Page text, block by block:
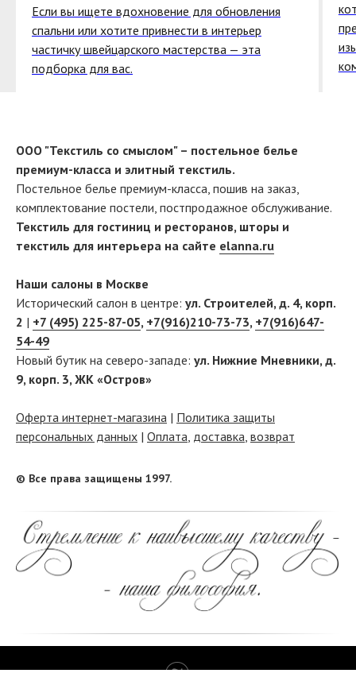
Если вы ищете вдохновение для обновления
спальни или хотите привнести в интерьер
частичку швейцарского мастерства — эта
подборка для вас.
ООО "Текстиль со смыслом" – постельное белье
премиум-класса и элитный текстиль.
Постельное белье премиум-класса, пошив на заказ,
комплектование постели, постпродажное обслуживание.
Текстиль для гостиниц и ресторанов, шторы и
текстиль для интерьера на сайте elanna.ru
Наши салоны в Москве
Исторический салон в центре: ул. Строителей, д. 4, корп.
2 | +7 (495) 225-87-05, +7(916)210-73-73, +7(916)647-
54-49
Новый бутик на северо-западе: ул. Нижние Мневники, д.
9, корп. 3, ЖК «Остров»
Оферта интернет-магазина | Политика защиты
персональных данных | Оплата доставка возврат
© Все права защищены 1997.
Made on Tilda